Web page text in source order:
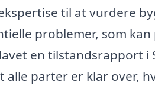
til at vurdere
problemer, som kan
en tilstandsrapport i
parter er klar over,